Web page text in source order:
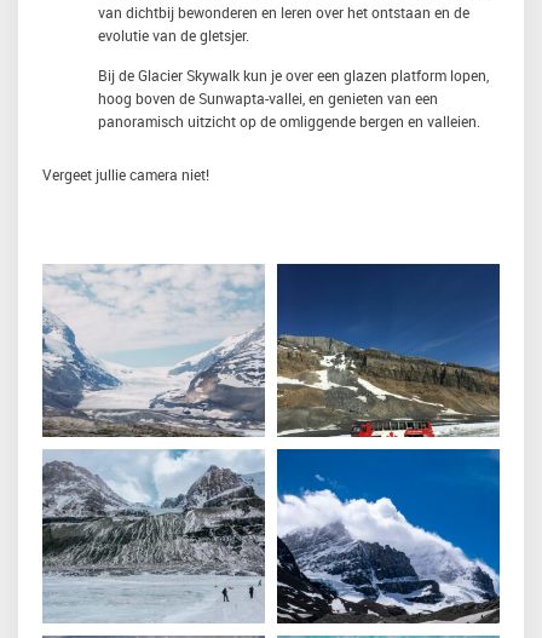
van dichtbij bewonderen en leren over het ontstaan en de
evolutie van de gletsjer.
Bij de Glacier Skywalk kun je over een glazen platform lopen,
hoog boven de Sunwapta-vallei, en genieten van een
panoramisch uitzicht op de omliggende bergen en valleien.
Vergeet jullie camera niet!